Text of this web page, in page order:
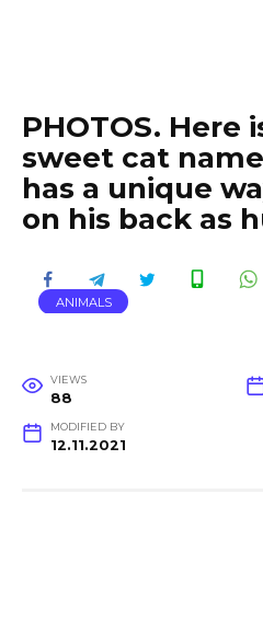
PHOTOS. Here
sweet cat
has a unique
on his back as
ANIMALS
VIEWS
88
MODIFIED BY
12.11.2021